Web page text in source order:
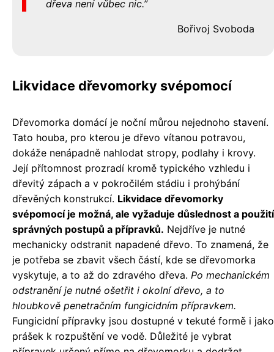
dřeva není vůbec nic.
Bořivoj Svoboda
Likvidace dřevomorky svépomocí
Dřevomorka domácí je noční můrou nejednoho stavení.
Tato houba, pro kterou je dřevo vítanou potravou,
dokáže nenápadně nahlodat stropy, podlahy i krovy.
Její přítomnost prozradí kromě typického vzhledu i
dřevitý zápach a v pokročilém stádiu i prohýbání
dřevěných konstrukcí. Likvidace dřevomorky
svépomocí je možná, ale vyžaduje důslednost a použití
správných postupů a přípravků. Nejdříve je nutné
mechanicky odstranit napadené dřevo. To znamená, že
je potřeba se zbavit všech částí, kde se dřevomorka
vyskytuje, a to až do zdravého dřeva. Po mechanickém
odstranění je nutné ošetřit i okolní dřevo, a to
hloubkově penetračním fungicidním přípravkem.
Fungicidní přípravky jsou dostupné v tekuté formě i jako
prášek k rozpuštění ve vodě. Důležité je vybrat